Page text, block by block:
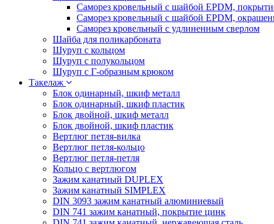
Саморез кровельный с шайбой EPDM,
Саморез кровельный с шайбой EPDM,
Саморез кровельный с удлиненным сверлом
Шайба для поликарбоната
Шуруп с кольцом
Шуруп с полукольцом
Шуруп с Г-образным крюком
Такелаж
Блок одинарный, шкиф металл
Блок одинарный, шкиф пластик
Блок двойной, шкиф металл
Блок двойной, шкиф пластик
Вертлюг петля-вилка
Вертлюг петля-кольцо
Вертлюг петля-петля
Кольцо с вертлюгом
Зажим канатный DUPLEX
Зажим канатный SIMPLEX
DIN 3093 зажим канатный алюминиевый
DIN 741 зажим канатный, покрытие цинк